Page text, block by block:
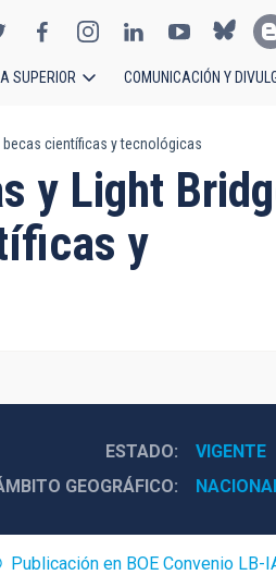
SUPERIOR COMUNICACIÓN Y
becas científicas y tecnológicas
y Light
y
ESTADO
VIGENTE
GEOGRÁFICO
Publicación en BOE Convenio LB-